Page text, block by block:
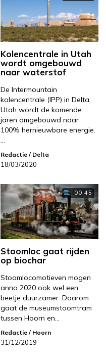
Kolencentrale in Utah
wordt omgebouwd
naar waterstof
De Intermountain
kolencentrale (IPP) in Delta,
Utah wordt de komende
jaren omgebouwd naar
100% hernieuwbare energie.
Redactie / Delta
18/03/2020
00:45
Stoomloc gaat rijden
op biochar
Stoomlocomotieven mogen
anno 2020 ook wel een
beetje duurzamer. Daarom
gaat de museumstoomtram
tussen Hoorn en…
Redactie / Hoorn
31/12/2019